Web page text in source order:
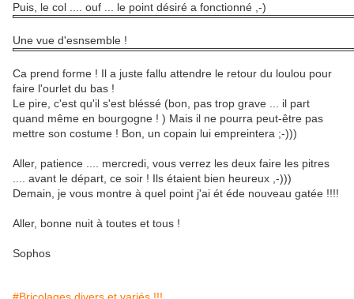
Puis, le col .... ouf ... le point désiré a fonctionné ,-)
Une vue d'esnsemble !
Ca prend forme ! Il a juste fallu attendre le retour du loulou pour
faire l'ourlet du bas !
Le pire, c'est qu'il s'est bléssé (bon, pas trop grave ... il part
quand même en bourgogne ! ) Mais il ne pourra peut-être pas
mettre son costume ! Bon, un copain lui empreintera ;-)))
Aller, patience .... mercredi, vous verrez les deux faire les pitres
.... avant le départ, ce soir ! Ils étaient bien heureux ,-)))
Demain, je vous montre à quel point j'ai ét éde nouveau gatée !!!!
Aller, bonne nuit à toutes et tous !
Sophos